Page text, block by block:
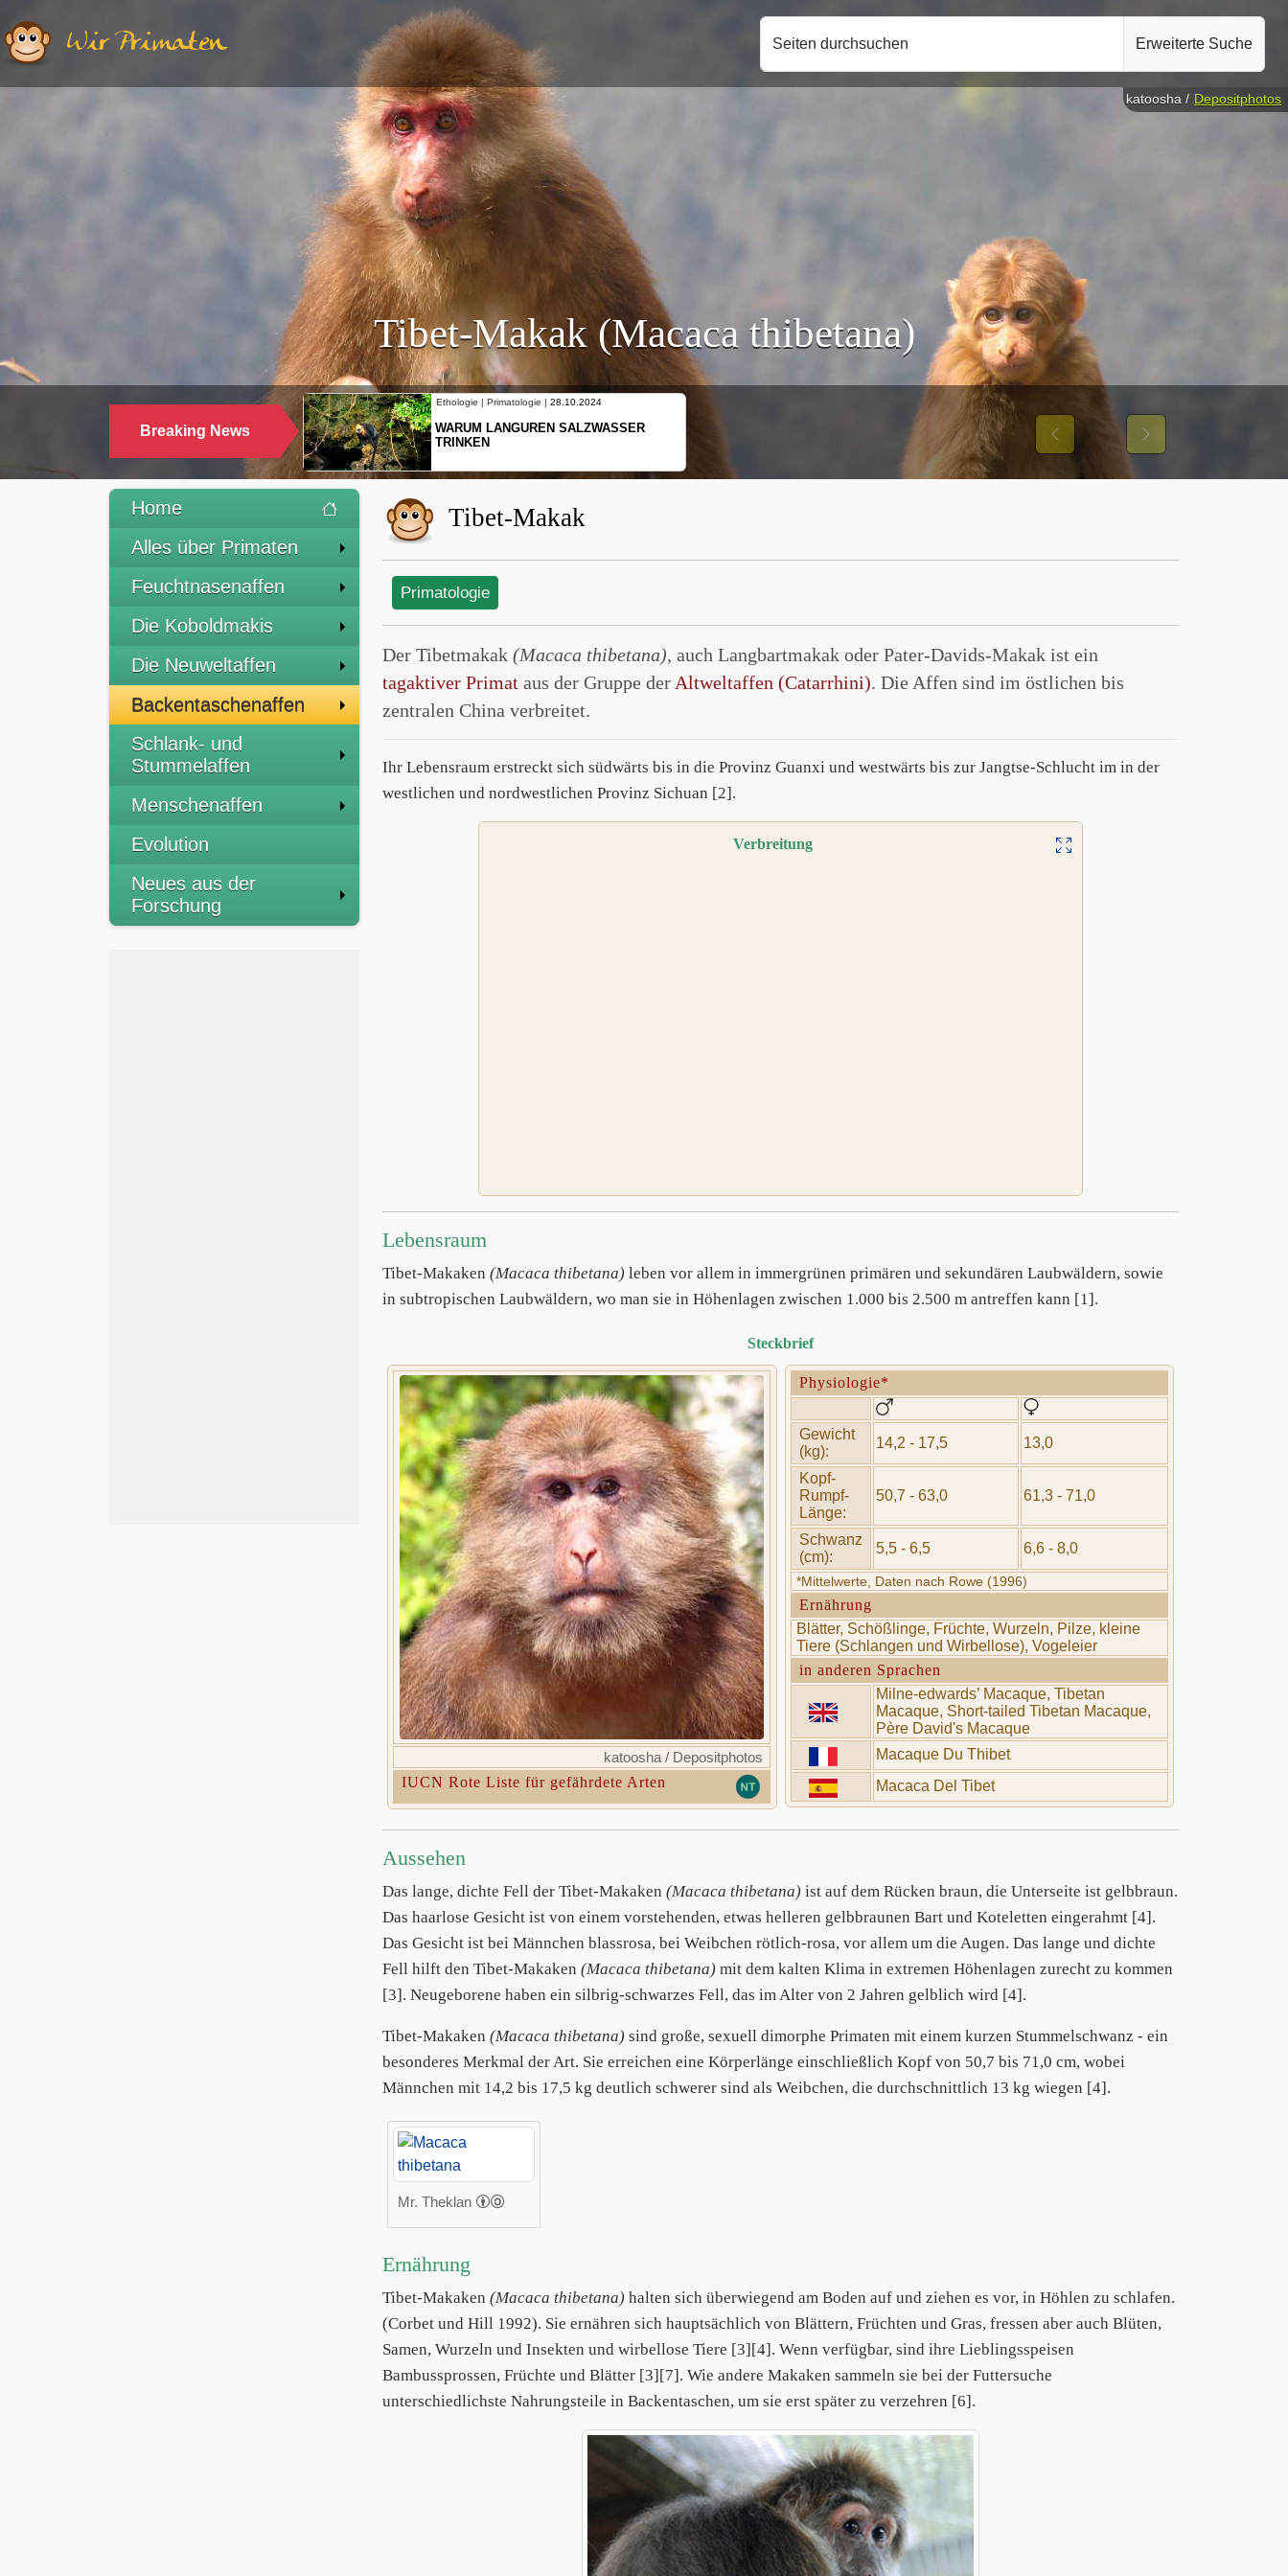
Wir Primaten Seiten durchsuchen Erweiterte Suche
Tibet-Makak (Macaca thibetana)
Breaking News
Ethologie | Primatologie | 10.10.2024
NEUES VON WEIBLICHEN
SCHOPFGIBBONS UND IHRER
Previous Next
katoosha / Depositphotos
Home
Alles über Primaten
Feuchtnasenaffen
Die Koboldmakis
Die Neuweltaffen
Backentaschenaffen
Schlank- und
Stummelaffen
Menschenaffen
Evolution
Neues aus der
Forschung
Tibet-Makak
Primatologie
Der Tibetmakak (Macaca thibetana), auch Langbartmakak oder Pater-Davids-Makak ist ein
tagaktiver Primat aus der Gruppe der Altweltaffen (Catarrhini). Die Affen sind im östlichen bis
zentralen China verbreitet.
Ihr Lebensraum erstreckt sich südwärts bis in die Provinz Guanxi und westwärts bis zur Jangtse-Schlucht im in der
westlichen und nordwestlichen Provinz Sichuan [2].
Verbreitung
Lebensraum
Tibet-Makaken (Macaca thibetana) leben vor allem in immergrünen primären und sekundären Laubwäldern, sowie
in subtropischen Laubwäldern, wo man sie in Höhenlagen zwischen 1.000 bis 2.500 m antreffen kann [1].
Steckbrief
katoosha / Depositphotos
IUCN Rote Liste für gefährdete Arten
Physiologie*
Gewicht
(kg):
14,2 - 17,5 13,0
Kopf-
Rumpf-
Länge:
50,7 - 63,0 61,3 - 71,0
Schwanz
(cm):
5,5 - 6,5 6,6 - 8,0
*Mittelwerte, Daten nach Rowe (1996)
Ernährung
Blätter, Schößlinge, Früchte, Wurzeln, Pilze, kleine
Tiere (Schlangen und Wirbellose), Vogeleier
in anderen Sprachen
Milne-edwards’ Macaque, Tibetan
Macaque, Short-tailed Tibetan Macaque,
Père David's Macaque
Macaque Du Thibet
Macaca Del Tibet
Aussehen
Das lange, dichte Fell der Tibet-Makaken (Macaca thibetana) ist auf dem Rücken braun, die Unterseite ist gelbbraun.
Das haarlose Gesicht ist von einem vorstehenden, etwas helleren gelbbraunen Bart und Koteletten eingerahmt [4].
Das Gesicht ist bei Männchen blassrosa, bei Weibchen rötlich-rosa, vor allem um die Augen. Das lange und dichte
Fell hilft den Tibet-Makaken (Macaca thibetana) mit dem kalten Klima in extremen Höhenlagen zurecht zu kommen
[3]. Neugeborene haben ein silbrig-schwarzes Fell, das im Alter von 2 Jahren gelblich wird [4].
Tibet-Makaken (Macaca thibetana) sind große, sexuell dimorphe Primaten mit einem kurzen Stummelschwanz - ein
besonderes Merkmal der Art. Sie erreichen eine Körperlänge einschließlich Kopf von 50,7 bis 71,0 cm, wobei
Männchen mit 14,2 bis 17,5 kg deutlich schwerer sind als Weibchen, die durchschnittlich 13 kg wiegen [4].
Mr. Theklan
Ernährung
Tibet-Makaken (Macaca thibetana) halten sich überwiegend am Boden auf und ziehen es vor, in Höhlen zu schlafen.
(Corbet und Hill 1992). Sie ernähren sich hauptsächlich von Blättern, Früchten und Gras, fressen aber auch Blüten,
Samen, Wurzeln und Insekten und wirbellose Tiere [3][4]. Wenn verfügbar, sind ihre Lieblingsspeisen
Bambussprossen, Früchte und Blätter [3][7]. Wie andere Makaken sammeln sie bei der Futtersuche
unterschiedlichste Nahrungsteile in Backentaschen, um sie erst später zu verzehren [6].